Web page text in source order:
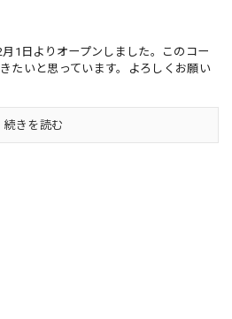
1日よりオープンしました。このコー
たいと思っています。よろしくお願い
続きを読む